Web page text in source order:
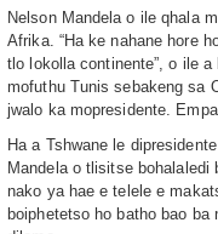
Nelson Mandela o ile qhala
Afrika. “Ha ke nahane hore
tlo lokolla continente”, o ile
mofuthu Tunis sebakeng sa
jwalo ka mopresidente.
Ha a Tshwane le
Mandela o tlisitse
nako ya hae e telele e
boiphetetso ho batho bao